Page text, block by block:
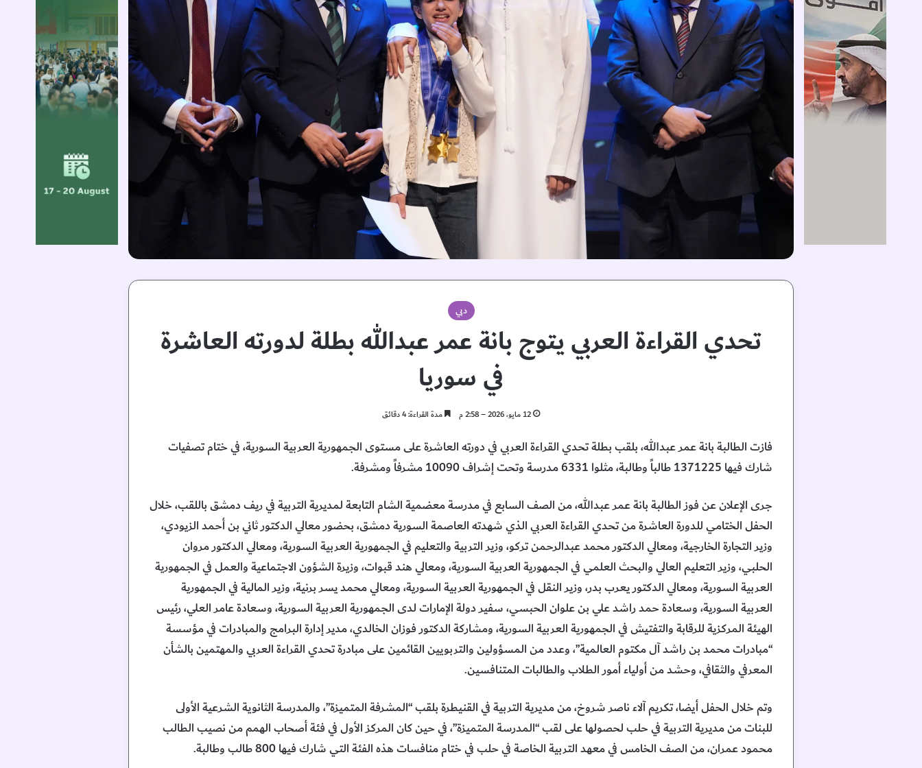
دبي
تحدي القراءة العربي يتوج بانة عمر عبدالله بطلة لدورته العاشرة
في سوريا
12 مايو، 2026 – 2:58 م مدة القراءة: 4 دقائق
فازت الطالبة بانة عمر عبدالله، بلقب بطلة تحدي القراءة العربي في دورته العاشرة على مستوى الجمهورية العربية السورية، في ختام تصفيات
شارك فيها 1371225 طالباً وطالبة، مثلوا 6331 مدرسة وتحت إشراف 10090 مشرفاً ومشرفة.
جرى الإعلان عن فوز الطالبة بانة عمر عبدالله، من الصف السابع في مدرسة معضمية الشام التابعة لمديرية التربية في ريف دمشق باللقب، خلال
الحفل الختامي للدورة العاشرة من تحدي القراءة العربي الذي شهدته العاصمة السورية دمشق، بحضور معالي الدكتور ثاني بن أحمد الزيودي،
وزير التجارة الخارجية، ومعالي الدكتور محمد عبدالرحمن تركو، وزير التربية والتعليم في الجمهورية العربية السورية، ومعالي الدكتور مروان
الحلبي، وزير التعليم العالي والبحث العلمي في الجمهورية العربية السورية، ومعالي هند قبوات، وزيرة الشؤون الاجتماعية والعمل في الجمهورية
العربية السورية، ومعالي الدكتور يعرب بدر، وزير النقل في الجمهورية العربية السورية، ومعالي محمد يسر برنية، وزير المالية في الجمهورية
العربية السورية، وسعادة حمد راشد علي بن علوان الحبسي، سفير دولة الإمارات لدى الجمهورية العربية السورية، وسعادة عامر العلي، رئيس
الهيئة المركزية للرقابة والتفتيش في الجمهورية العربية السورية، ومشاركة الدكتور فوزان الخالدي، مدير إدارة البرامج والمبادرات في مؤسسة
“مبادرات محمد بن راشد آل مكتوم العالمية”، وعدد من المسؤولين والتربويين القائمين على مبادرة تحدي القراءة العربي والمهتمين بالشأن
المعرفي والثقافي، وحشد من أولياء أمور الطلاب والطالبات المتنافسين.
وتم خلال الحفل أيضا، تكريم آلاء ناصر شروخ، من مديرية التربية في القنيطرة بلقب “المشرفة المتميزة”، والمدرسة الثانوية الشرعية الأولى
للبنات من مديرية التربية في حلب لحصولها على لقب “المدرسة المتميزة”، في حين كان المركز الأول في فئة أصحاب الهمم من نصيب الطالب
محمود عمران، من الصف الخامس في معهد التربية الخاصة في حلب في ختام منافسات هذه الفئة التي شارك فيها 800 طالب وطالبة.